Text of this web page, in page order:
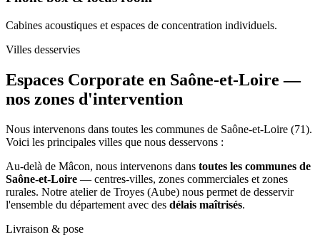
Cabines acoustiques et espaces de concentration individuels.
Villes desservies
Espaces Corporate en Saône-et-Loire —
nos zones d'intervention
Nous intervenons dans toutes les communes de Saône-et-Loire (71).
Voici les principales villes que nous desservons :
Au-delà de Mâcon, nous intervenons dans toutes les communes de
Saône-et-Loire — centres-villes, zones commerciales et zones
rurales. Notre atelier de Troyes (Aube) nous permet de desservir
l'ensemble du département avec des délais maîtrisés.
Livraison & pose